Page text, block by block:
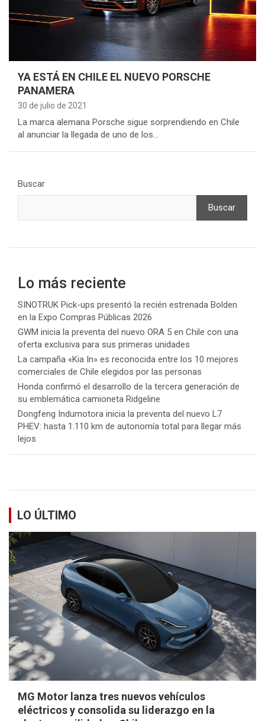
YA ESTÁ EN CHILE EL NUEVO PORSCHE
PANAMERA
30 de julio de 2021
La marca alemana Porsche sigue sorprendiendo en Chile
al anunciar la llegada de uno de los…
Buscar
Buscar
Lo más reciente
SINOTRUK Pick-ups presentó la recién estrenada Bolden
en la Expo Compras Públicas 2026
GWM inicia la preventa del nuevo ORA 5 en Chile con una
oferta exclusiva para sus primeras unidades
La campaña «Kia In» es reconocida entre los 10 mejores
comerciales de Chile elegidos por las personas
Honda confirmó el desarrollo de la tercera generación de
su emblemática camioneta Ridgeline
Dongfeng Indumotora inicia la preventa del nuevo L7
PHEV: hasta 1.110 km de autonomía total para llegar más
lejos
LO ÚLTIMO
MG Motor lanza tres nuevos vehículos
eléctricos y consolida su liderazgo en la